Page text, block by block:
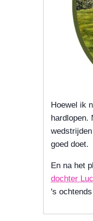
Hoewel ik
hardlopen.
goed doet.
En na het
dochter
's